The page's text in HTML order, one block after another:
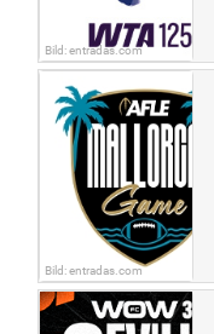
Bild: entradas.com
Bild: entradas.com